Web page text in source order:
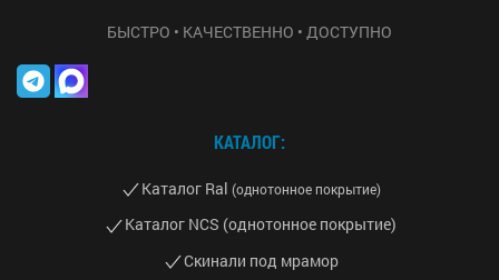
БЫСТРО • КАЧЕСТВЕННО • ДОСТУПНО
КАТАЛОГ:
Каталог Ral (однотонное покрытие)
Каталог NCS (однотонное покрытие)
Скинали под мрамор